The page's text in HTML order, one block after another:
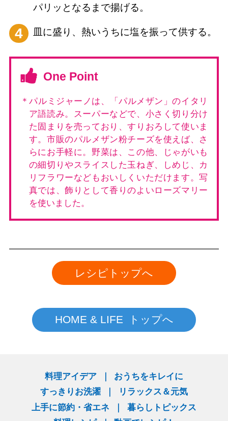
パリッとなるまで揚げる。
4 皿に盛り、熱いうちに塩を振って供する。
One Point
＊パルミジャーノは、「パルメザン」のイタリ
ア語読み。スーパーなどで、小さく切り分け
た固まりを売っており、すりおろして使いま
す。市販のパルメザン粉チーズを使えば、さ
らにお手軽に。野菜は、この他、じゃがいも
の細切りやスライスした玉ねぎ、しめじ、カ
リフラワーなどもおいしくいただけます。写
真では、飾りとして香りのよいローズマリー
を使いました。
レシピトップへ
HOME & LIFE トップへ
料理アイデア
おうちをキレイに
すっきりお洗濯
リラックス＆元気
上手に節約・省エネ
暮らしトピックス